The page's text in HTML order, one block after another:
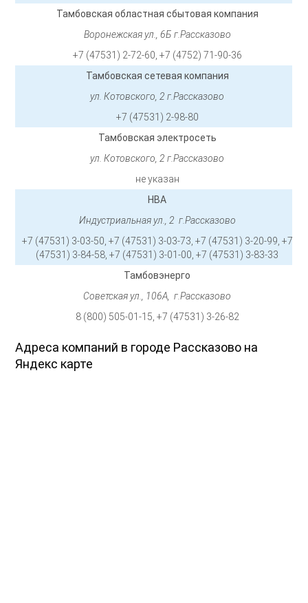
Тамбовская областная сбытовая компания
Воронежская ул., 6Б г.Рассказово
+7 (47531) 2-72-60, +7 (4752) 71-90-36
Тамбовская сетевая компания
ул. Котовского, 2 г.Рассказово
+7 (47531) 2-98-80
Тамбовская электросеть
ул. Котовского, 2 г.Рассказово
не указан
НВА
Индустриальная ул., 2 г.Рассказово
+7 (47531) 3-03-50, +7 (47531) 3-03-73, +7 (47531) 3-20-99, +7
(47531) 3-84-58, +7 (47531) 3-01-00, +7 (47531) 3-83-33
Тамбовэнерго
Советская ул., 106А, г.Рассказово
8 (800) 505-01-15, +7 (47531) 3-26-82
Адреса компаний в городе Рассказово на
Яндекс карте